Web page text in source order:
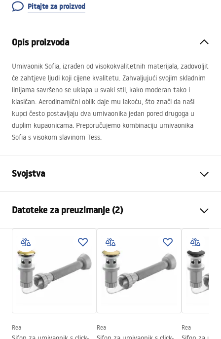
Pitajte za proizvod
Opis proizvoda
Umivaonik Sofia, izrađen od visokokvalitetnih materijala, zadovoljit
će zahtjeve ljudi koji cijene kvalitetu. Zahvaljujući svojim skladnim
linijama savršeno se uklapa u svaki stil, kako moderan tako i
klasičan. Aerodinamični oblik daje mu lakoću, što znači da naši
kupci često postavljaju dva umivaonika jedan pored drugoga u
duplim kupaonicama. Preporučujemo kombinaciju umivaonika
Sofia s visokom slavinom Tess.
Svojstva
Materijal
Sanitarna keramika
Boja
Bijela/Crna
Završetak
Sjajni
Duljina
410
Širina
345mm
Visina
150
Oblik
Datoteke za preuzimanje (2)
Montažne upute
Jamstveni uvjeti
Rea Rea Rea